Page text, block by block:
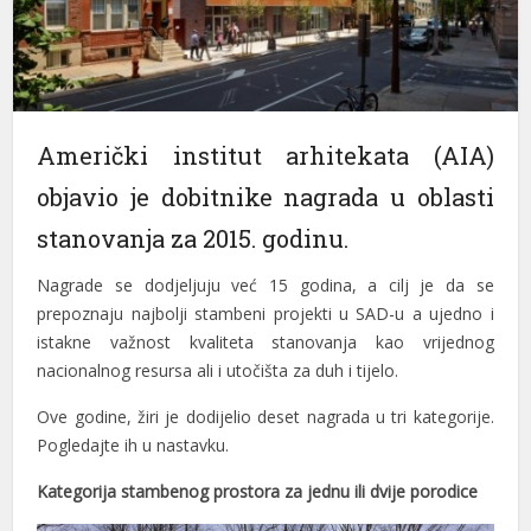
panel
panel
panel
panel
panel
panel
panel
Američki institut arhitekata (AIA)
objavio je dobitnike nagrada u oblasti
stanovanja za 2015. godinu.
Nagrade se dodjeljuju već 15 godina, a cilj je da se
prepoznaju najbolji stambeni projekti u SAD-u a ujedno i
istakne važnost kvaliteta stanovanja kao vrijednog
nacionalnog resursa ali i utočišta za duh i tijelo.
Ove godine, žiri je dodijelio deset nagrada u tri kategorije.
Pogledajte ih u nastavku.
Kategorija stambenog prostora za jednu ili dvije porodice